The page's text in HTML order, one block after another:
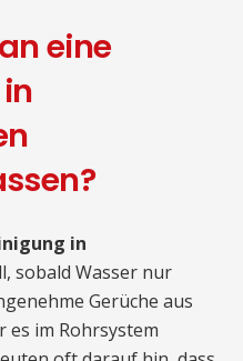
eine
in
sobald Wasser nur
Gerüche aus
es im Rohrsystem